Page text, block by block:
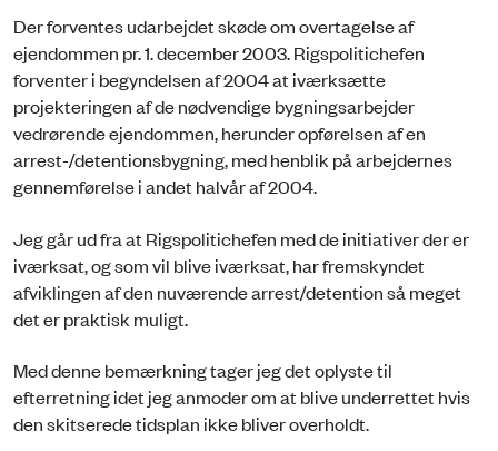
Der forventes udarbejdet skøde om overtagelse af
ejendommen pr. 1. december 2003. Rigspolitichefen
forventer i begyndelsen af 2004 at iværksætte
projekteringen af de nødvendige bygningsarbejder
vedrørende ejendommen, herunder opførelsen af en
arrest-/detentionsbygning, med henblik på arbejdernes
gennemførelse i andet halvår af 2004.
Jeg går ud fra at Rigspolitichefen med de initiativer der er
iværksat, og som vil blive iværksat, har fremskyndet
afviklingen af den nuværende arrest/detention så meget
det er praktisk muligt.
Med denne bemærkning tager jeg det oplyste til
efterretning idet jeg anmoder om at blive underrettet hvis
den skitserede tidsplan ikke bliver overholdt.